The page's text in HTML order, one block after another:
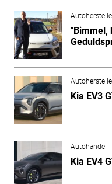
"Bimmel,
Kia EV3
Autohandel
Kia EV4